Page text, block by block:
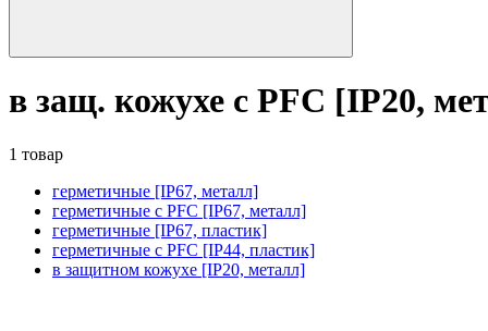
в защ. кожухе с PFC [IP20,
1 товар
герметичные [IP67, металл]
герметичные с PFC [IP67, металл]
герметичные [IP67, пластик]
герметичные с PFC [IP44, пластик]
в защитном кожухе [IP20, металл]